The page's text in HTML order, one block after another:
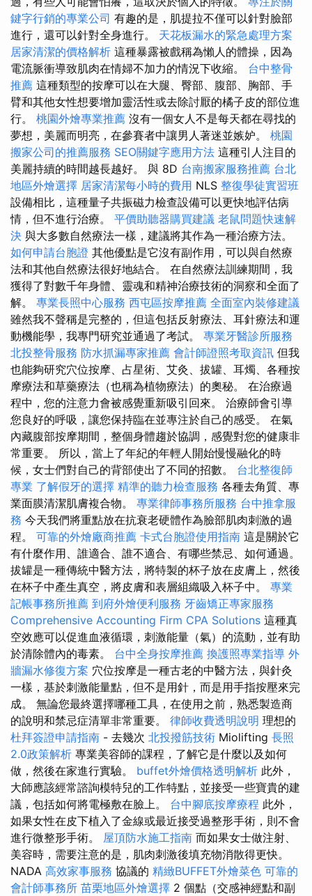
鍵字行銷的專業公司 有趣的是，肌提拉不僅可以針對臉部
進行，還可以針對全身進行。 天花板漏水的緊急處理方案
居家清潔的價格解析 這種暴露被戲稱為懶人的體操，因為
電流脈衝導致肌肉在情婦不加力的情況下收縮。 台中整骨
推薦 這種類型的按摩可以在大腿、臀部、腹部、胸部、手
臂和其他女性想要增加靈活性或去除討厭的橘子皮的部位進
行。 桃園外燴專業推薦 沒有一個女人不是每天都在尋找的
夢想，美麗而明亮，在參賽者中讓男人著迷並嫉妒。 桃園
搬家公司的推薦服務 SEO關鍵字應用方法 這種引人注目的
美麗持續的時間越長越好。 與 8D 台南搬家服務推薦 台北
地區外燴選擇 居家清潔每小時的費用 NLS 整復學徒實習班
設備相比，這種量子共振磁力檢查設備可以更快地評估病
情，但不進行治療。 平價助聽器購買建議 老鼠問題快速解
決 與大多數自然療法一樣，建議將其作為一種治療方法。
如何申請台胞證 其他優點是它沒有副作用，可以與自然療
法和其他自然療法很好地結合。 在自然療法訓練期間，我
獲得了對數千年身體、靈魂和精神治療技術的洞察和全面了
解。 專業長照中心服務 西屯區按摩推薦 全面室內裝修建議
雖然我不聲稱是完整的，但這包括反射療法、耳針療法和運
動機能學，我專門研究並通過了考試。 專業牙醫診所服務
北投整骨服務 防水抓漏專家推薦 會計師證照考取資訊 但我
也能夠研究穴位按摩、占星術、艾灸、拔罐、耳燭、各種按
摩療法和草藥療法（也稱為植物療法）的奧秘。 在治療過
程中，您的注意力會被感覺重新吸引回來。 治療師會引導
您良好的呼吸，讓您保持臨在並專注於自己的感受。 在氣
內藏腹部按摩期間，整個身體趨於協調，感覺對您的健康非
常重要。 所以，當上了年紀的年輕人開始慢慢融化的時
候，女士們對自己的背部使出了不同的招數。 台北整復師
專業 了解假牙的選擇 精準的聽力檢查服務 各種去角質、專
業面膜清潔肌膚複合物。 專業律師事務所服務 台中推拿服
務 今天我們將重點放在抗衰老硬體作為臉部肌肉刺激的過
程。 可靠的外燴廠商推薦 卡式台胞證使用指南 這是關於它
有什麼作用、誰適合、誰不適合、有哪些禁忌、如何通過。
拔罐是一種傳統中醫方法，將特製的杯子放在皮膚上，然後
在杯子中產生真空，將皮膚和表層組織吸入杯子中。 專業
記帳事務所推薦 到府外燴便利服務 牙齒矯正專家服務
Comprehensive Accounting Firm CPA Solutions 這種真
空效應可以促進血液循環，刺激能量（氣）的流動，並有助
於清除體內的毒素。 台中全身按摩推薦 換護照專業指導 外
牆漏水修復方案 穴位按摩是一種古老的中醫方法，與針灸
一樣，基於刺激能量點，但不是用針，而是用手指按壓來完
成。 無論您最終選擇哪種工具，在使用之前，熟悉製造商
的說明和禁忌症清單非常重要。 律師收費透明說明 理想的
杜拜簽證申請指南 - 去幾次 北投撥筋技術 Miolifting 長照
2.0政策解析 專業美容師的課程，了解它是什麼以及如何
做，然後在家進行實驗。 buffet外燴價格透明解析 此外，
大師應該經常諮詢模特兒的工作特點，並接受一些寶貴的建
議，包括如何將電極敷在臉上。 台中腳底按摩療程 此外，
如果女性在皮下植入了金線或最近接受過整形手術，則不會
進行微整形手術。 屋頂防水施工指南 而如果女士做注射、
美容時，需要注意的是，肌肉刺激後填充物消散得更快。
NADA 高效家事服務 協議的 精緻BUFFET外燴菜色 可靠的
會計師事務所 苗栗地區外燴選擇 2 個點（交感神經點和副